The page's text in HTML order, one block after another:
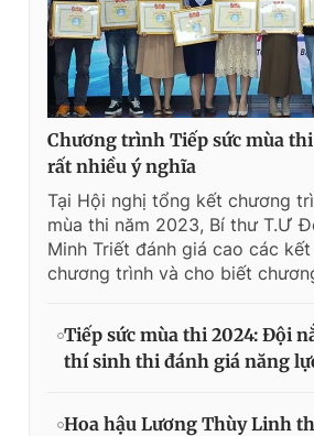
Chương trình Tiếp sức mùa
rất nhiều ý nghĩa
Tại Hội nghị tổng kết chương
mùa thi năm 2023, Bí thư T.Ư
Minh Triết đánh giá cao các
chương trình và cho biết
Tiếp sức mùa thi 2024: Đội
thí sinh thi đánh giá năng
Hoa hậu Lương Thùy Linh